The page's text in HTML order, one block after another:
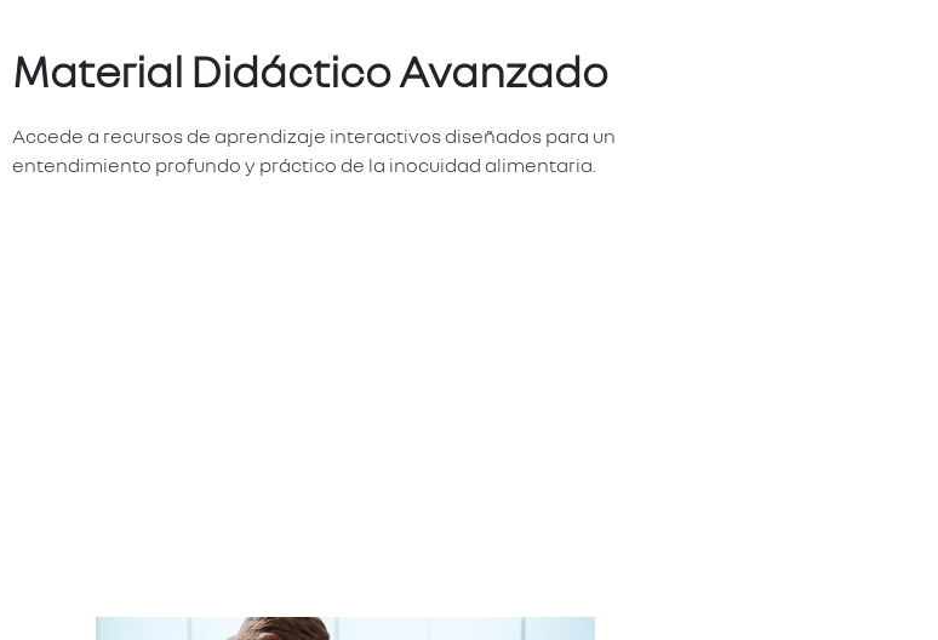
Material Didáctico Avanzado
Accede a recursos de aprendizaje interactivos diseñados para un
entendimiento profundo y práctico de la inocuidad alimentaria.